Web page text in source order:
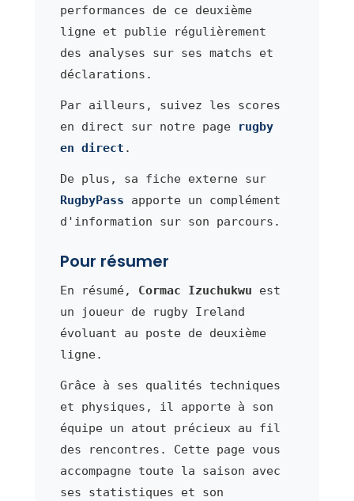
performances de ce deuxième
ligne et publie régulièrement
des analyses sur ses matchs et
déclarations.
Par ailleurs, suivez les scores
en direct sur notre page
rugby
en direct .
De plus, sa fiche externe sur
RugbyPass apporte un complément
d'information sur son parcours.
Pour résumer
En résumé, Cormac Izuchukwu est
un joueur de rugby Ireland
évoluant au poste de deuxième
ligne.
Grâce à ses qualités techniques
et physiques, il apporte à son
équipe un atout précieux au fil
des rencontres. Cette page vous
accompagne toute la saison avec
ses statistiques et son